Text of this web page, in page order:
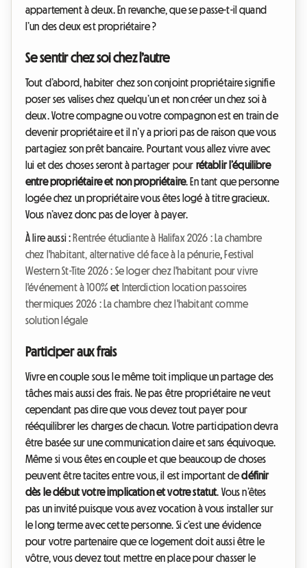
appartement à deux. En revanche, que se passe-t-il quand
l’un des deux est propriétaire ?
Se sentir chez soi chez l’autre
Tout d’abord, habiter chez son conjoint propriétaire signifie
poser ses valises chez quelqu’un et non créer un chez soi à
deux. Votre compagne ou votre compagnon est en train de
devenir propriétaire et il n’y a priori pas de raison que vous
partagiez son prêt bancaire. Pourtant vous allez vivre avec
lui et des choses seront à partager pour rétablir l’équilibre
entre propriétaire et non propriétaire. En tant que personne
logée chez un propriétaire vous êtes logé à titre gracieux.
Vous n’avez donc pas de loyer à payer.
À lire aussi : Rentrée étudiante à Halifax 2026 : La chambre
chez l'habitant, alternative clé face à la pénurie, Festival
Western St-Tite 2026 : Se loger chez l'habitant pour vivre
l'événement à 100%et Interdiction location passoires
thermiques 2026 : La chambre chez l'habitant comme
solution légale
Participer aux frais
Vivre en couple sous le même toit implique un partage des
tâches mais aussi des frais. Ne pas être propriétaire ne veut
cependant pas dire que vous devez tout payer pour
rééquilibrer les charges de chacun. Votre participation devra
être basée sur une communication claire et sans équivoque.
Même si vous êtes en couple et que beaucoup de choses
peuvent être tacites entre vous, il est important dedéfinir
dès le début votre implication et votre statut. Vous n’êtes
pas un invité puisque vous avez vocation à vous installer sur
le long terme avec cette personne. Si c’est une évidence
pour votre partenaire que ce logement doit aussi être le
vôtre, vous devez tout mettre en place pour chasser le